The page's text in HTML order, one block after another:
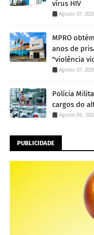
vírus HIV
Agosto 07,
MPRO
anos de
"violência
Agosto 07,
Polícia
cargos do
Agosto 06,
PUBLICIDADE